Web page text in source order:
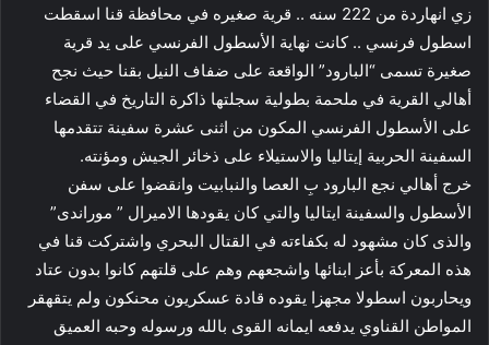
زي انهاردة من 222 سنه .. قرية صغيره في محافظة قنا اسقطت
اسطول فرنسي .. كانت نهاية الأسطول الفرنسي على يد قرية
صغيرة تسمى “البارود” الواقعة على ضفاف النيل بقنا حيث نجح
أهالي القرية في ملحمة بطولية سجلتها ذاكرة التاريخ في القضاء
على الأسطول الفرنسي المكون من اثنى عشرة سفينة تتقدمها
السفينة الحربية إيتاليا والاستيلاء على ذخائر الجيش ومؤنته.
خرج أهالي نجع البارود بِ العصا والنبابيت وانقضوا على سفن
الأسطول والسفينة ايتاليا والتي كان يقودها الاميرال ” موراندى”
والذى كان مشهود له بكفاءته في القتال البحري واشتركت قنا في
هذه المعركة بأعز ابنائها واشجعهم وهم على قلتهم كانوا بدون عتاد
ويحاربون اسطولا مجهزا يقوده قادة عسكريون محنكون ولم يتقهقر
المواطن القناوي يدفعه ايمانه القوى بالله ورسوله وحبه العميق